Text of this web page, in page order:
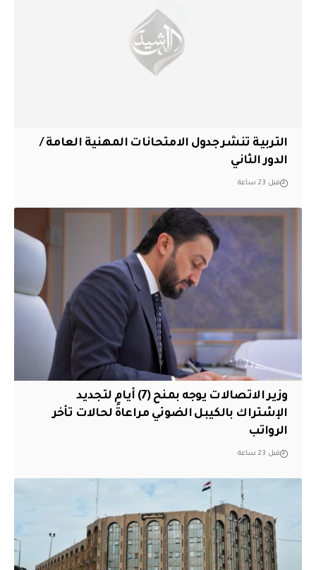
التربية تنشر جدول الامتحانات المهنية العامة /
الدور الثاني
قبل 23 ساعة
وزير الاتصالات يوجه بمنح (7) أيام لتجديد
الإشتراك بالكيبل الضوئي مراعاةً لحالات تأخر
الرواتب
قبل 23 ساعة